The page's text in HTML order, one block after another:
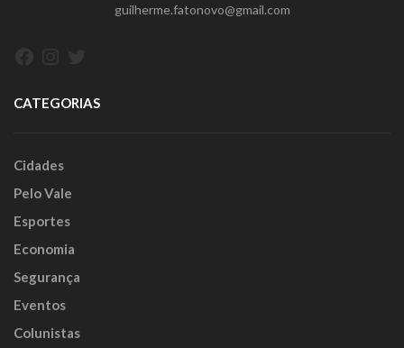
guilherme.fatonovo@gmail.com
CATEGORIAS
Cidades
Pelo Vale
Esportes
Economia
Segurança
Eventos
Colunistas